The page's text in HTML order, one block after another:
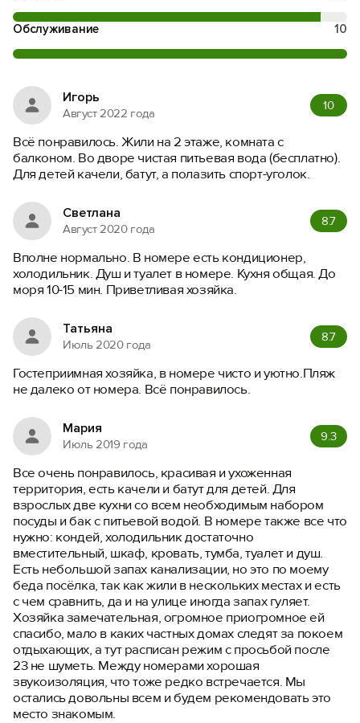
Обслуживание 10
Игорь
Август 2022 года
10
Всё понравилось. Жили на 2 этаже, комната с
балконом. Во дворе чистая питьевая вода (бесплатно).
Для детей качели, батут, а полазить спорт-уголок.
Светлана
Август 2020 года
8.7
Вполне нормально. В номере есть кондиционер,
холодильник. Душ и туалет в номере. Кухня общая. До
моря 10-15 мин. Приветливая хозяйка.
Татьяна
Июль 2020 года
8.7
Гостеприимная хозяйка, в номере чисто и уютно.Пляж
не далеко от номера. Всё понравилось.
Мария
Июль 2019 года
9.3
Все очень понравилось, красивая и ухоженная
территория, есть качели и батут для детей. Для
взрослых две кухни со всем необходимым набором
посуды и бак с питьевой водой. В номере также все что
нужно: кондей, холодильник достаточно
вместительный, шкаф, кровать, тумба, туалет и душ.
Есть небольшой запах канализации, но это по моему
беда посёлка, так как жили в нескольких местах и есть
с чем сравнить, да и на улице иногда запах гуляет.
Хозяйка замечательная, огромное приогромное ей
спасибо, мало в каких частных домах следят за покоем
отдыхающих, а тут расписан режим с просьбой после
23 не шуметь. Между номерами хорошая
звукоизоляция, что тоже редко встречается. Мы
остались довольны всем и будем рекомендовать это
место знакомым.